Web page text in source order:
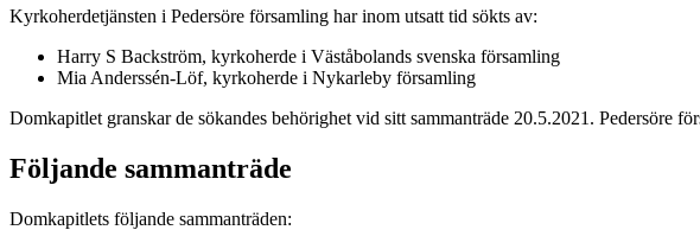
Kyrkoherdetjänsten i Pedersöre församling har inom utsatt tid sökts av:
Harry S Backström, kyrkoherde i Väståbolands svenska församling
Mia Anderssén-Löf, kyrkoherde i Nykarleby församling
Domkapitlet granskar de sökandes behörighet vid sitt sammanträde 20.5.2021. Pedersöre
Följande sammanträde
Domkapitlets följande sammanträden: